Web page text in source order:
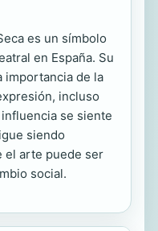
es un símbolo
en España. Su
importancia de la
incluso
se siente
siendo
el arte puede ser
social.